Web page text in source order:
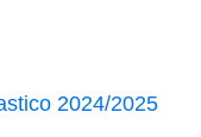
2024/2025